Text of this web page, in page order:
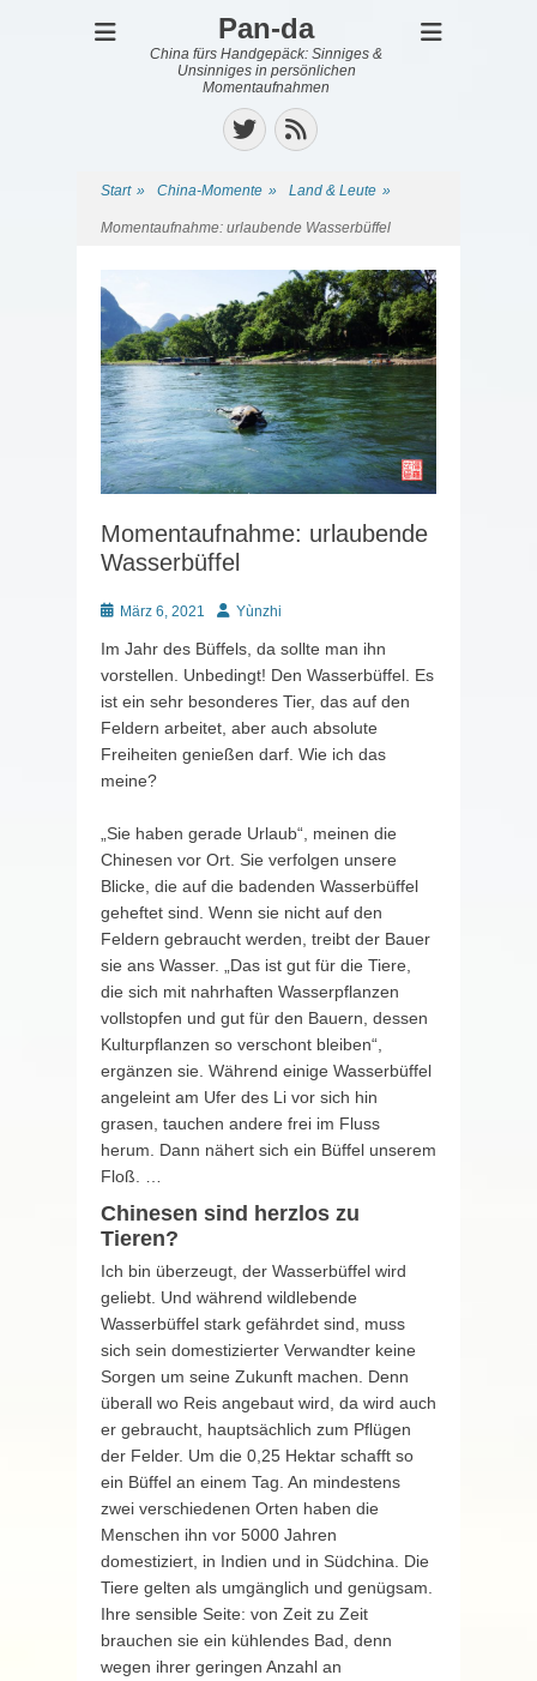
Pan-da
China fürs Handgepäck: Sinniges &
Unsinniges in persönlichen
Momentaufnahmen
Twitter
Feed
Start » China-Momente » Land & Leute »
Momentaufnahme: urlaubende Wasserbüffel
Momentaufnahme: urlaubende
Wasserbüffel
PostedMärz 6, 2021 AutorYùnzhi
Im Jahr des Büffels, da sollte man ihn
vorstellen. Unbedingt! Den Wasserbüffel. Es
ist ein sehr besonderes Tier, das auf den
Feldern arbeitet, aber auch absolute
Freiheiten genießen darf. Wie ich das
meine?
„Sie haben gerade Urlaub“, meinen die
Chinesen vor Ort. Sie verfolgen unsere
Blicke, die auf die badenden Wasserbüffel
geheftet sind. Wenn sie nicht auf den
Feldern gebraucht werden, treibt der Bauer
sie ans Wasser. „Das ist gut für die Tiere,
die sich mit nahrhaften Wasserpflanzen
vollstopfen und gut für den Bauern, dessen
Kulturpflanzen so verschont bleiben“,
ergänzen sie. Während einige Wasserbüffel
angeleint am Ufer des Li vor sich hin
grasen, tauchen andere frei im Fluss
herum. Dann nähert sich ein Büffel unserem
Floß. …
Chinesen sind herzlos zu
Tieren?
Ich bin überzeugt, der Wasserbüffel wird
geliebt. Und während wildlebende
Wasserbüffel stark gefährdet sind, muss
sich sein domestizierter Verwandter keine
Sorgen um seine Zukunft machen. Denn
überall wo Reis angebaut wird, da wird auch
er gebraucht, hauptsächlich zum Pflügen
der Felder. Um die 0,25 Hektar schafft so
ein Büffel an einem Tag. An mindestens
zwei verschiedenen Orten haben die
Menschen ihn vor 5000 Jahren
domestiziert, in Indien und in Südchina. Die
Tiere gelten als umgänglich und genügsam.
Ihre sensible Seite: von Zeit zu Zeit
brauchen sie ein kühlendes Bad, denn
wegen ihrer geringen Anzahl an